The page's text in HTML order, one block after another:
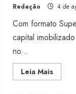
Redação 4 de
Com formato
capital
no...
Leia MaisRead
more